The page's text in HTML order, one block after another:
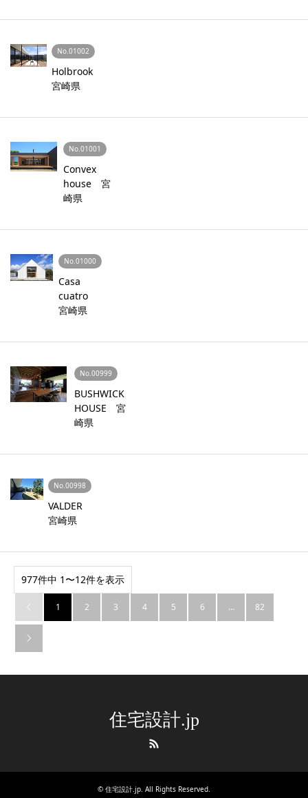
No.01002
Holbrook
宮崎県
No.01001
Convex
house 宮
崎県
No.01000
Casa
cuatro
宮崎県
No.00999
BUSHWICK
HOUSE 宮
崎県
No.00998
VALDER
宮崎県
977件中 1〜12件を表示
 1 2 3 4 5 6 … 82

住宅設計.jp
© 住宅設計.jp. All Rights Reserved.